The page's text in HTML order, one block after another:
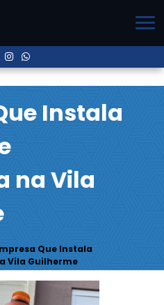
Instala
na Vila
Que Instala
Vila Guilherme